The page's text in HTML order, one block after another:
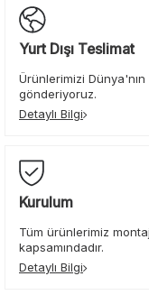
Yurt Dışı Teslimat
Ürünlerimizi
gönderiyoruz.
Detaylı Bilgi
Kurulum
Tüm ürünlerimiz
kapsamındadır.
Detaylı Bilgi